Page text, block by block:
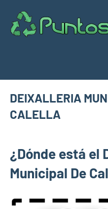
contenido
DEIXALLERIA
CALELLA
limpios en
municipios
de
27,
2024
¿Dónde está el
Municipal De